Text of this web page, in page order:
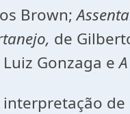
Brown;
de
Luiz Gonzaga e
interpretação